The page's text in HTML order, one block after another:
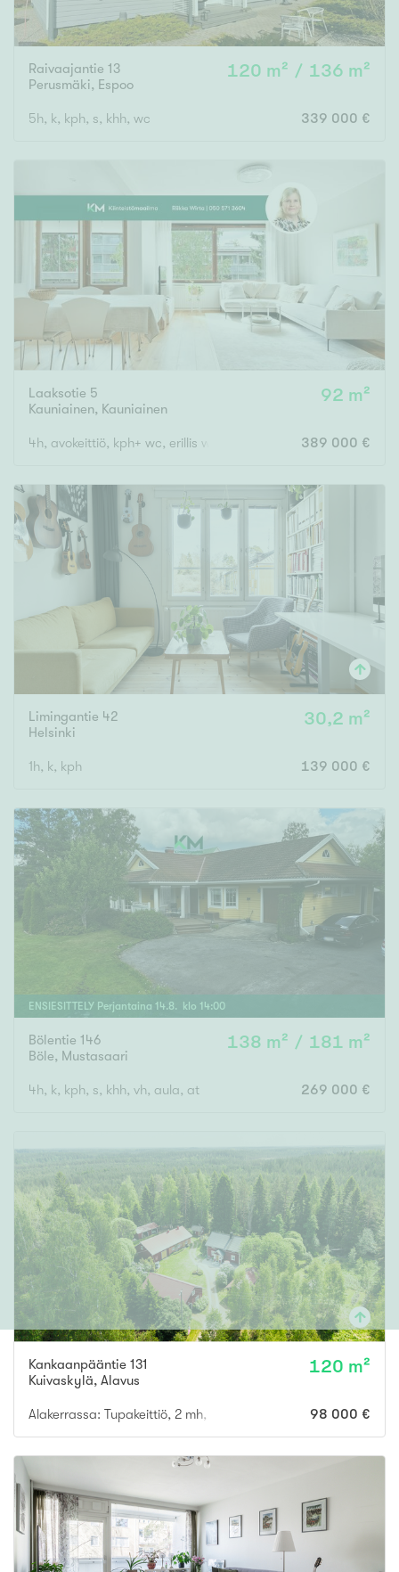
Raivaajantie 13
Perusmäki, Espoo
120 m² / 136 m²
5h, k, kph, s, khh, wc 339 000 €
Laaksotie 5
Kauniainen, Kauniainen
92 m²
4h, avokeittiö, kph+ wc, erillis wc, khh, lasitettu parveke,
389 000 €
Limingantie 42
Helsinki
30,2 m²
1h, k, kph 139 000 €
ENSIESITTELY Perjantaina 14.8. klo 14:00
Bölentie 146
Böle, Mustasaari
138 m² / 181 m²
4h, k, kph, s, khh, vh, aula, at 269 000 €
Kankaanpääntie 131
Kuivaskylä, Alavus
120 m²
Alakerrassa: Tupakeittiö, 2 mh, ph/wc. Yläkerrassa: Olohuone,
98 000 €